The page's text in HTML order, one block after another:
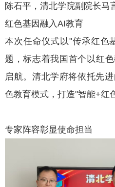
陈石平，清北学院副院长马
红色基因融入AI教育
本次任命仪式以"传承红色
题，标志着我国首个以红
启航。清北学府将依托先
色教育模式，打造"智能+红
专家阵容彰显使命担当